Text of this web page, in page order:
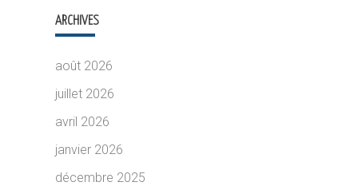
ARCHIVES
août 2026
juillet 2026
avril 2026
janvier 2026
décembre 2025